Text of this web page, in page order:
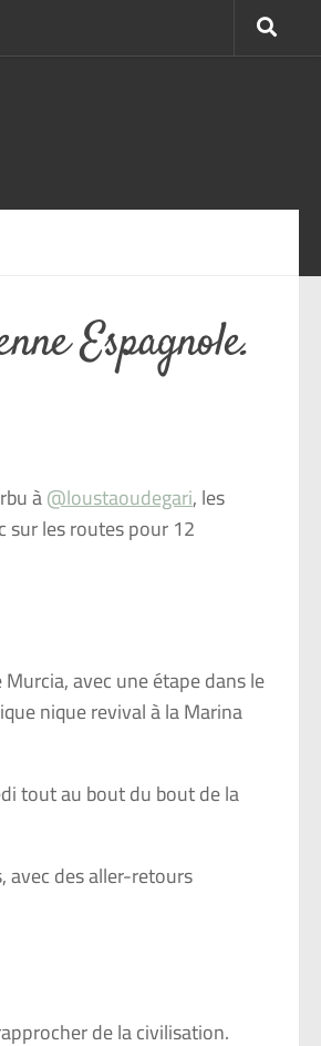
Espagnole.
à@loustaoudegari, les
sur les routes pour 12
avec une étape dans le
nique revival à la Marina
tout au bout du bout de la
avec des aller-retours
de la civilisation.